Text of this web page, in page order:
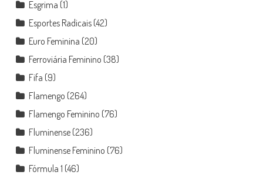
Esgrima (1)
Esportes Radicais(42)
Euro Feminina (20)
Ferroviária Feminino (38)
Fifa (9)
Flamengo (264)
Flamengo Feminino (76)
Fluminense(236)
Fluminense Feminino (76)
Fórmula 1 (46)